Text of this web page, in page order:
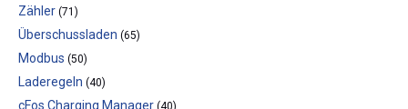
Zähler (71)
Überschussladen (65)
Modbus (50)
Laderegeln (40)
cFos Charging Manager (40)